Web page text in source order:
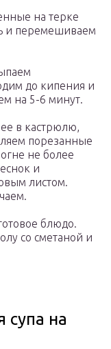
на терке
и перемешиваем
до кипения и
на 5-6 минут.
в кастрюлю,
порезанные
не более
и
листом.
блюдо.
со сметаной и
супа на